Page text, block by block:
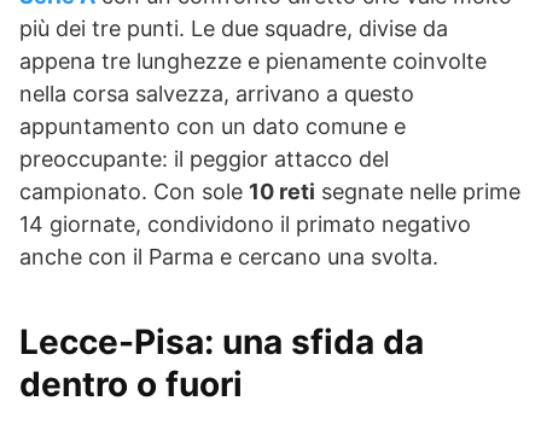
più dei tre punti. Le due squadre, divise da
appena tre lunghezze e pienamente coinvolte
nella corsa salvezza, arrivano a questo
appuntamento con un dato comune e
preoccupante: il peggior attacco del
campionato. Con sole 10 reti segnate nelle prime
14 giornate, condividono il primato negativo
anche con il Parma e cercano una svolta.
Lecce-Pisa: una sfida da
dentro o fuori